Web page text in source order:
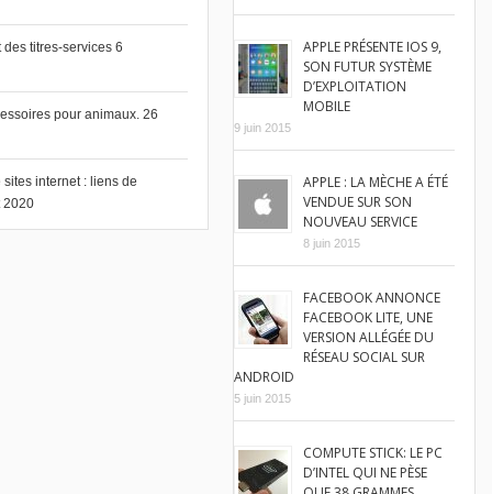
APPLE PRÉSENTE IOS 9,
SON FUTUR SYSTÈME
D’EXPLOITATION
MOBILE
9 juin 2015
APPLE : LA MÈCHE A ÉTÉ
VENDUE SUR SON
NOUVEAU SERVICE
8 juin 2015
FACEBOOK ANNONCE
FACEBOOK LITE, UNE
VERSION ALLÉGÉE DU
RÉSEAU SOCIAL SUR
ANDROID
5 juin 2015
COMPUTE STICK: LE PC
D’INTEL QUI NE PÈSE
des titres-services 6
pour animaux. 26
internet : liens de
2020